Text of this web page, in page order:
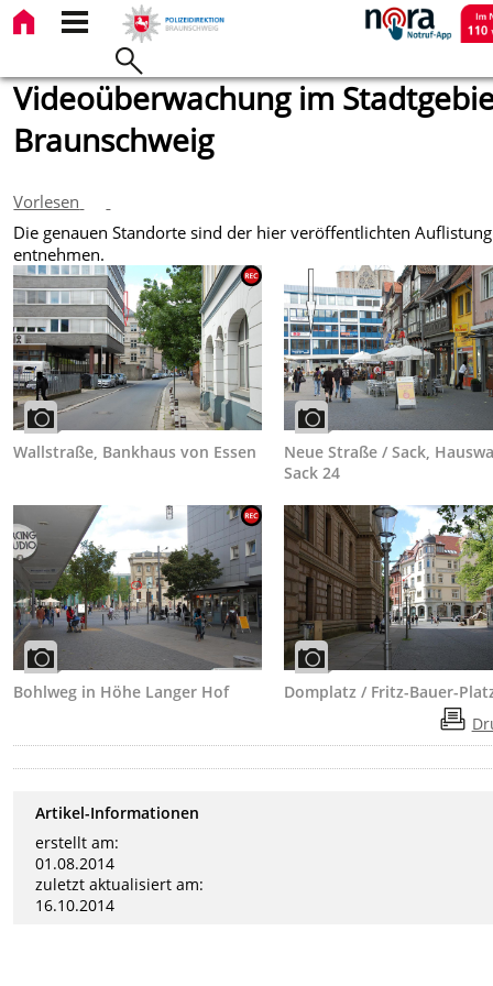
Videoüberwachung im
Braunschweig
Vorlesen
Die genauen Standorte sind der hier veröffentlichten
entnehmen.
Wallstraße, Bankhaus von Essen
Neue Straße / Sack,
Sack 24
Bohlweg in Höhe Langer Hof
Domplatz / Fritz-Bauer-
Artikel-Informationen
erstellt am:
01.08.2014
zuletzt aktualisiert am:
16.10.2014